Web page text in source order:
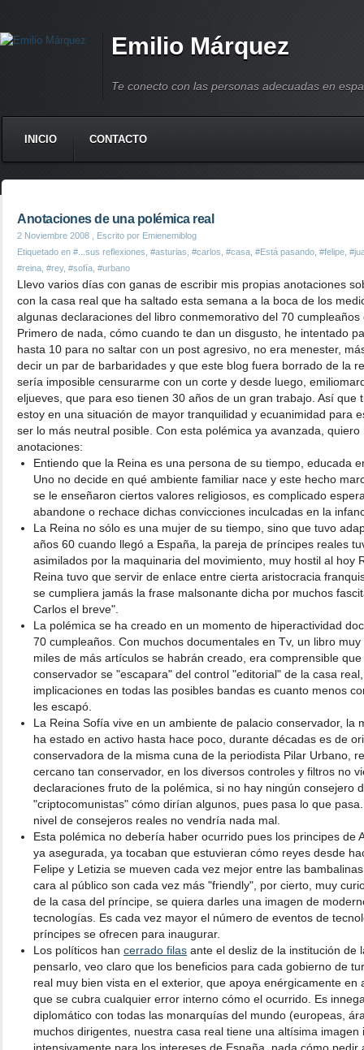
Emilio Márquez
Te conecto con las personas adecuadas en
INICIO CONTACTO
Anotaciones de una polémica real
2 Noviembre 2008 , Escrito por Emienemiblog
Etiquetado en #...sus reflexiones #asturias #carlos #casa #Está pasando #felipe
#reina #rey, #sofía #urbano
Llevo varios días con ganas de escribir mis propias anotaciones
con la casa real que ha saltado esta semana a la boca de los
algunas declaraciones del libro conmemorativo del 70
Primero de nada, cómo cuando te dan un disgusto, he intentado
hasta 10 para no saltar con un post agresivo, no era menester,
decir un par de barbaridades y que este blog fuera borrado de la
sería imposible censurarme con un corte y desde luego,
eljueves, que para eso tienen 30 años de un gran trabajo. Así que
estoy en una situación de mayor tranquilidad y ecuanimidad para
ser lo más neutral posible. Con esta polémica ya avanzada,
anotaciones:
Entiendo que la Reina es una persona de su tiempo, educada
Uno no decide en qué ambiente familiar nace y este hecho
se le enseñaron ciertos valores religiosos, es complicado
abandone o rechace dichas convicciones inculcadas en la
La Reina no sólo es una mujer de su tiempo, sino que tuvo
años 60 cuando llegó a España, la pareja de príncipes reales
asimilados por la maquinaria del movimiento, muy hostil al hoy
Reina tuvo que servir de enlace entre cierta aristocracia
se cumpliera jamás la frase malsonante dicha por muchos
Carlos el breve".
La polémica se ha creado en un momento de hiperactividad
70 cumpleaños. Con muchos documentales en Tv, un libro
miles de más artículos se habrán creado, era comprensible
conservador se "escapara" del control "editorial" de la casa
implicaciones en todas las posibles bandas es cuanto menos
les escapó.
La Reina Sofía vive en un ambiente de palacio conservador, la
ha estado en activo hasta hace poco, durante décadas es de
conservadora de la misma cuna de la periodista Pilar Urbano,
cercano tan conservador, en los diversos controles y filtros no
declaraciones fruto de la polémica, si no hay ningún consejero
"criptocomunistas" cómo dirían algunos, pues pasa lo que
nivel de consejeros reales no vendría nada mal.
Esta polémica no debería haber ocurrido pues los principes de
ya asegurada, ya tocaban que estuvieran cómo reyes desde
Felipe y Letizia se mueven cada vez mejor entre las
cara al público son cada vez más "friendly", por cierto, muy
de la casa del príncipe, se quiera darles una imagen de
tecnologías. Es cada vez mayor el número de eventos de
príncipes se ofrecen para inaugurar.
Los políticos han cerrado filas ante el desliz de la institución de
pensarlo, veo claro que los beneficios para cada gobierno de
real muy bien vista en el exterior, que apoya enérgicamente en
que se cubra cualquier error interno cómo el ocurrido. Es
diplomático con todas las monarquías del mundo (europeas,
muchos dirigentes, nuestra casa real tiene una altísima